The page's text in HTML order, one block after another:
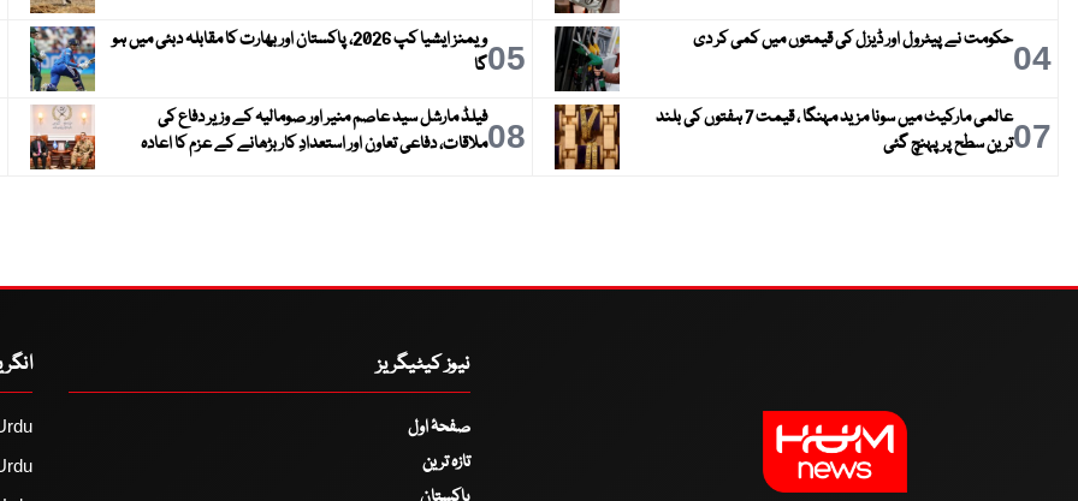
04حکومت نے پیٹرول اور ڈیزل کی قیمتوں میں کمی کر دی 05
ویمنز ایشیا کپ 2026، پاکستان اور بھارت کا مقابلہ دبئی میں ہو
گا
07
عالمی مارکیٹ میں سونا مزید مہنگا ، قیمت 7 ہفتوں کی بلند
ترین سطح پر پہنچ گئی
08فیلڈ مارشل سید عاصم منیر اور صومالیہ کے وزیر دفاع کی
ملاقات، دفاعی تعاون اور استعدادِ کار بڑھانے کے عزم کا اعادہ
نیوز کیٹیگریز
صفحۂ اول
تازہ ترین